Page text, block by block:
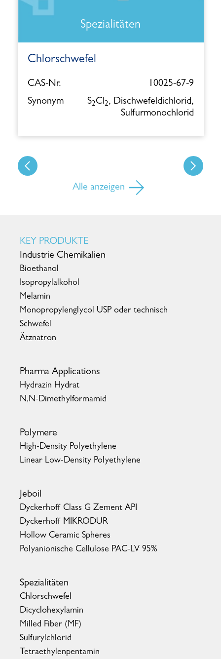
Spezialitäten
Chlorschwefel
CAS-Nr.
10025-67-9
Synonym
S2Cl2, Dischwefeldichlorid,
Sulfurmonochlorid
Alle anzeigen
KEY PRODUKTE
Industrie Chemikalien
Bioethanol
Isopropylalkohol
Melamin
Monopropylenglycol USP oder technisch
Schwefel
Ätznatron
Pharma Applications
Hydrazin Hydrat
N,N-Dimethylformamid
Polymere
High-Density Polyethylene
Linear Low-Density Polyethylene
Jeboil
Dyckerhoff Class G Zement API
Dyckerhoff MIKRODUR
Hollow Ceramic Spheres
Polyanionische Cellulose PAC-LV 95%
Spezialitäten
Chlorschwefel
Dicyclohexylamin
Milled Fiber (MF)
Sulfurylchlorid
Tetraethylenpentamin